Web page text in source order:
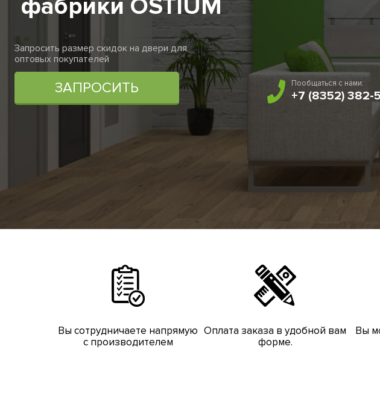
фабрики OSTIUM
Запросить размер скидок на двери для
оптовых покупателей
ЗАПРОСИТЬ Пообщаться с нами:
+7 (8352) 382-
Вы сотрудничаете напрямую
с производителем
Оплата заказа в удобной вам
форме.
Вы